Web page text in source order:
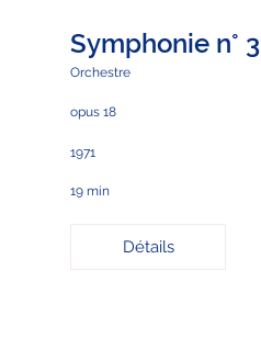
Symphonie n° 3
Orchestre
opus 18
1971
19 min
Détails